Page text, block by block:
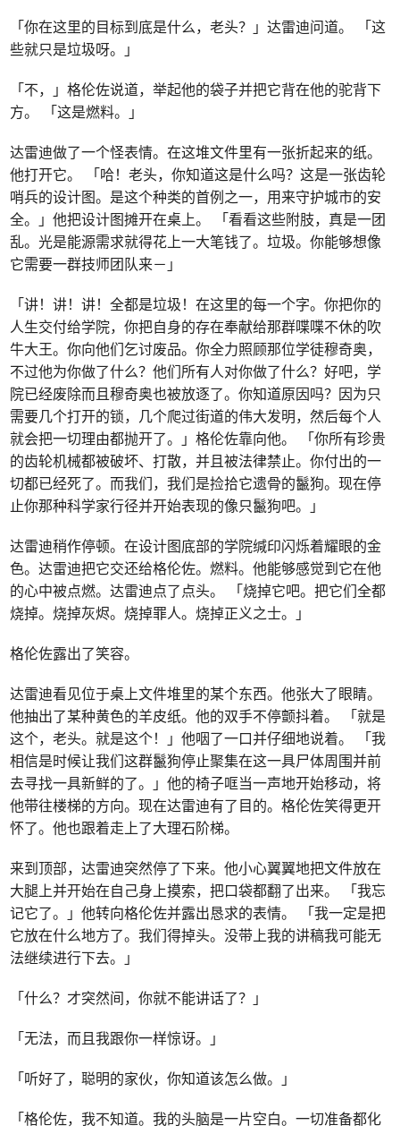
「你在这里的目标到底是什么，老头？」达雷迪问道。 「这
些就只是垃圾呀。」
「不，」格伦佐说道，举起他的袋子并把它背在他的驼背下
方。 「这是燃料。」
达雷迪做了一个怪表情。在这堆文件里有一张折起来的纸。
他打开它。 「哈！老头，你知道这是什么吗？这是一张齿轮
哨兵的设计图。是这个种类的首例之一，用来守护城市的安
全。」他把设计图摊开在桌上。 「看看这些附肢，真是一团
乱。光是能源需求就得花上一大笔钱了。垃圾。你能够想像
它需要一群技师团队来－」
「讲！讲！讲！全都是垃圾！在这里的每一个字。你把你的
人生交付给学院，你把自身的存在奉献给那群喋喋不休的吹
牛大王。你向他们乞讨废品。你全力照顾那位学徒穆奇奥，
不过他为你做了什么？他们所有人对你做了什么？好吧，学
院已经废除而且穆奇奥也被放逐了。你知道原因吗？因为只
需要几个打开的锁，几个爬过街道的伟大发明，然后每个人
就会把一切理由都抛开了。」格伦佐靠向他。 「你所有珍贵
的齿轮机械都被破坏、打散，并且被法律禁止。你付出的一
切都已经死了。而我们，我们是捡拾它遗骨的鬣狗。现在停
止你那种科学家行径并开始表现的像只鬣狗吧。」
达雷迪稍作停顿。在设计图底部的学院缄印闪烁着耀眼的金
色。达雷迪把它交还给格伦佐。燃料。他能够感觉到它在他
的心中被点燃。达雷迪点了点头。 「烧掉它吧。把它们全都
烧掉。烧掉灰烬。烧掉罪人。烧掉正义之士。」
格伦佐露出了笑容。
达雷迪看见位于桌上文件堆里的某个东西。他张大了眼睛。
他抽出了某种黄色的羊皮纸。他的双手不停颤抖着。 「就是
这个，老头。就是这个！」他咽了一口并仔细地说着。 「我
相信是时候让我们这群鬣狗停止聚集在这一具尸体周围并前
去寻找一具新鲜的了。」他的椅子哐当一声地开始移动，将
他带往楼梯的方向。现在达雷迪有了目的。格伦佐笑得更开
怀了。他也跟着走上了大理石阶梯。
来到顶部，达雷迪突然停了下来。他小心翼翼地把文件放在
大腿上并开始在自己身上摸索，把口袋都翻了出来。 「我忘
记它了。」他转向格伦佐并露出恳求的表情。 「我一定是把
它放在什么地方了。我们得掉头。没带上我的讲稿我可能无
法继续进行下去。」
「什么？才突然间，你就不能讲话了？」
「无法，而且我跟你一样惊讶。」
「听好了，聪明的家伙，你知道该怎么做。」
「格伦佐，我不知道。我的头脑是一片空白。一切准备都化